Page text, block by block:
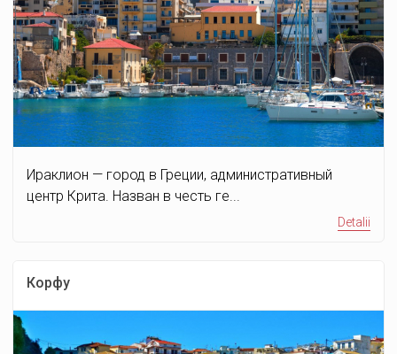
Ираклион — город в Греции, административный
центр Крита. Назван в честь ге...
Detalii
Корфу